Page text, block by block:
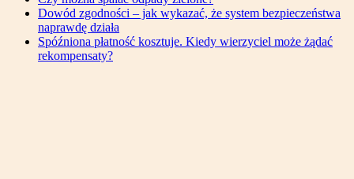
Dowód zgodności – jak wykazać, że system bezpieczeństwa
naprawdę działa
Spóźniona płatność kosztuje. Kiedy wierzyciel może żądać
rekompensaty?